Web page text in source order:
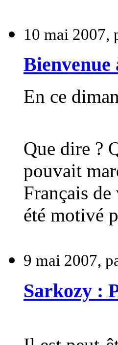
10 mai 2007,
En ce
Que dire ?
pouvait
Français
été motivé
9 mai 2007,
Sarkozy :